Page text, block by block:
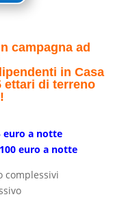
campagna ad
in Casa
ettari di terreno
euro a notte
euro a notte
complessivi